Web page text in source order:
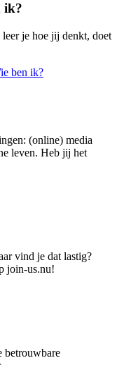
ik?
je hoe jij denkt, doet
ben ik?
(online) media
leven. Heb jij het
vind je dat lastig?
join-us.nu!
betrouwbare